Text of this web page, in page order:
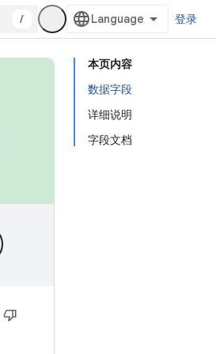
/ 登录
本页内容
数据字段
详细说明
字段文档